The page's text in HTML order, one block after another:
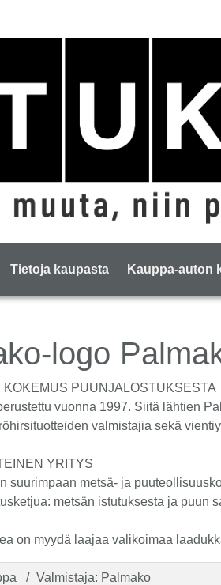
Tietoja kaupasta Kauppa-auton
KOKEMUS PUUNJALOSTUKSESTA
vuonna 1997. Siitä lähtien
valmistajia sekä
YRITYS
suurimpaan metsä- ja
metsän istutuksesta ja puun
on myydä laajaa valikoimaa
Valmistaja: Palmako